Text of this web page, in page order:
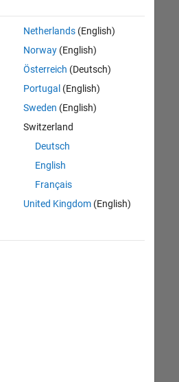
Netherlands(English)
Norway(English)
Österreich (Deutsch)
Portugal (English)
Sweden (English)
Switzerland
Deutsch
English
Français
United Kingdom(English)